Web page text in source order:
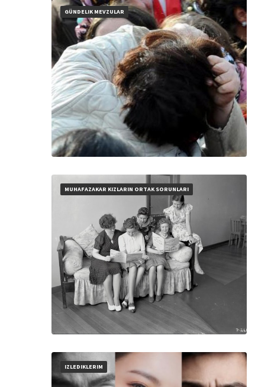
GÜNDELIK MEVZULAR
MUHAFAZAKAR KIZLARIN ORTAK SORUNLARI
IZLEDIKLERIM